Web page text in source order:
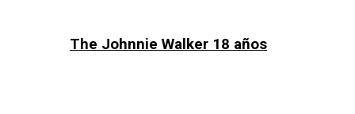
The Johnnie Walker 18 años